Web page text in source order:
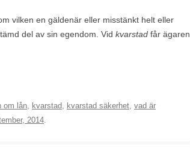
vilken en gäldenär eller misstänkt helt eller
del av sin egendom. Vid kvarstad får ägaren
om lån, kvarstad, kvarstad säkerhet, vad är
2014.